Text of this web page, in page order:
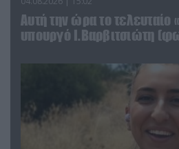
Αυτή την ώρα το τελευταίο
υπουργό Ι.Βαρβιτσιώτη